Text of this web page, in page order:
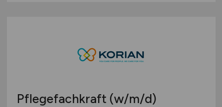
Pflegefachkraft (w/m/d)